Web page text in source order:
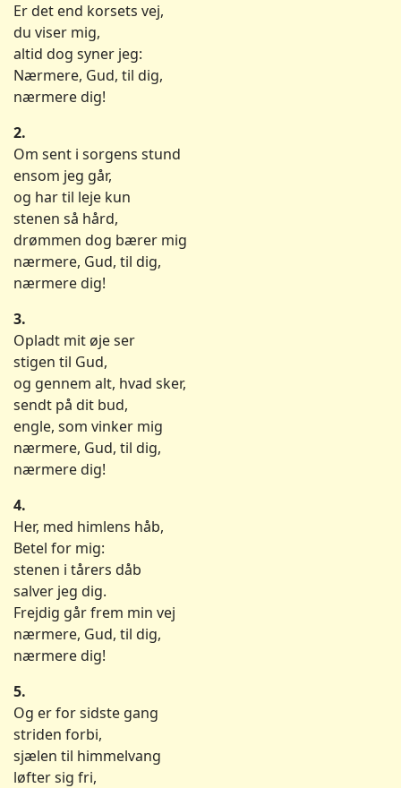
Er det end korsets vej,
du viser mig,
altid dog syner jeg:
Nærmere, Gud, til dig,
nærmere dig!
2.
Om sent i sorgens stund
ensom jeg går,
og har til leje kun
stenen så hård,
drømmen dog bærer mig
nærmere, Gud, til dig,
nærmere dig!
3.
Opladt mit øje ser
stigen til Gud,
og gennem alt, hvad sker,
sendt på dit bud,
engle, som vinker mig
nærmere, Gud, til dig,
nærmere dig!
4.
Her, med himlens håb,
Betel for mig:
stenen i tårers dåb
salver jeg dig.
Frejdig går frem min vej
nærmere, Gud, til dig,
nærmere dig!
5.
Og er for sidste gang
striden forbi,
sjælen til himmelvang
løfter sig fri,